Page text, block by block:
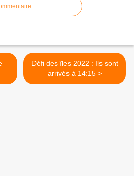
Défi des îles 2022 : Ils sont
arrivés à 14:15 >